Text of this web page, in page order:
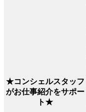
★コンシェルスタッフ
がお仕事紹介をサポー
ト★